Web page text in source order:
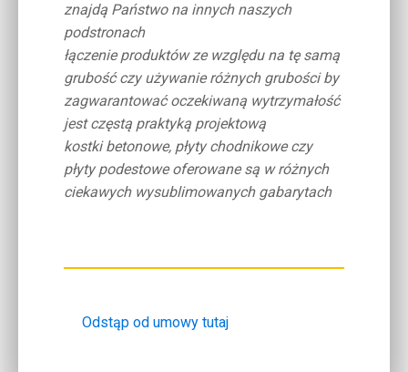
znajdą Państwo na innych naszych
podstronach
łączenie produktów ze względu na tę samą
grubość czy używanie różnych grubości by
zagwarantować oczekiwaną wytrzymałość
jest częstą praktyką projektową
kostki betonowe, płyty chodnikowe czy
płyty podestowe oferowane są w różnych
ciekawych wysublimowanych gabarytach
Odstąp od umowy tutaj